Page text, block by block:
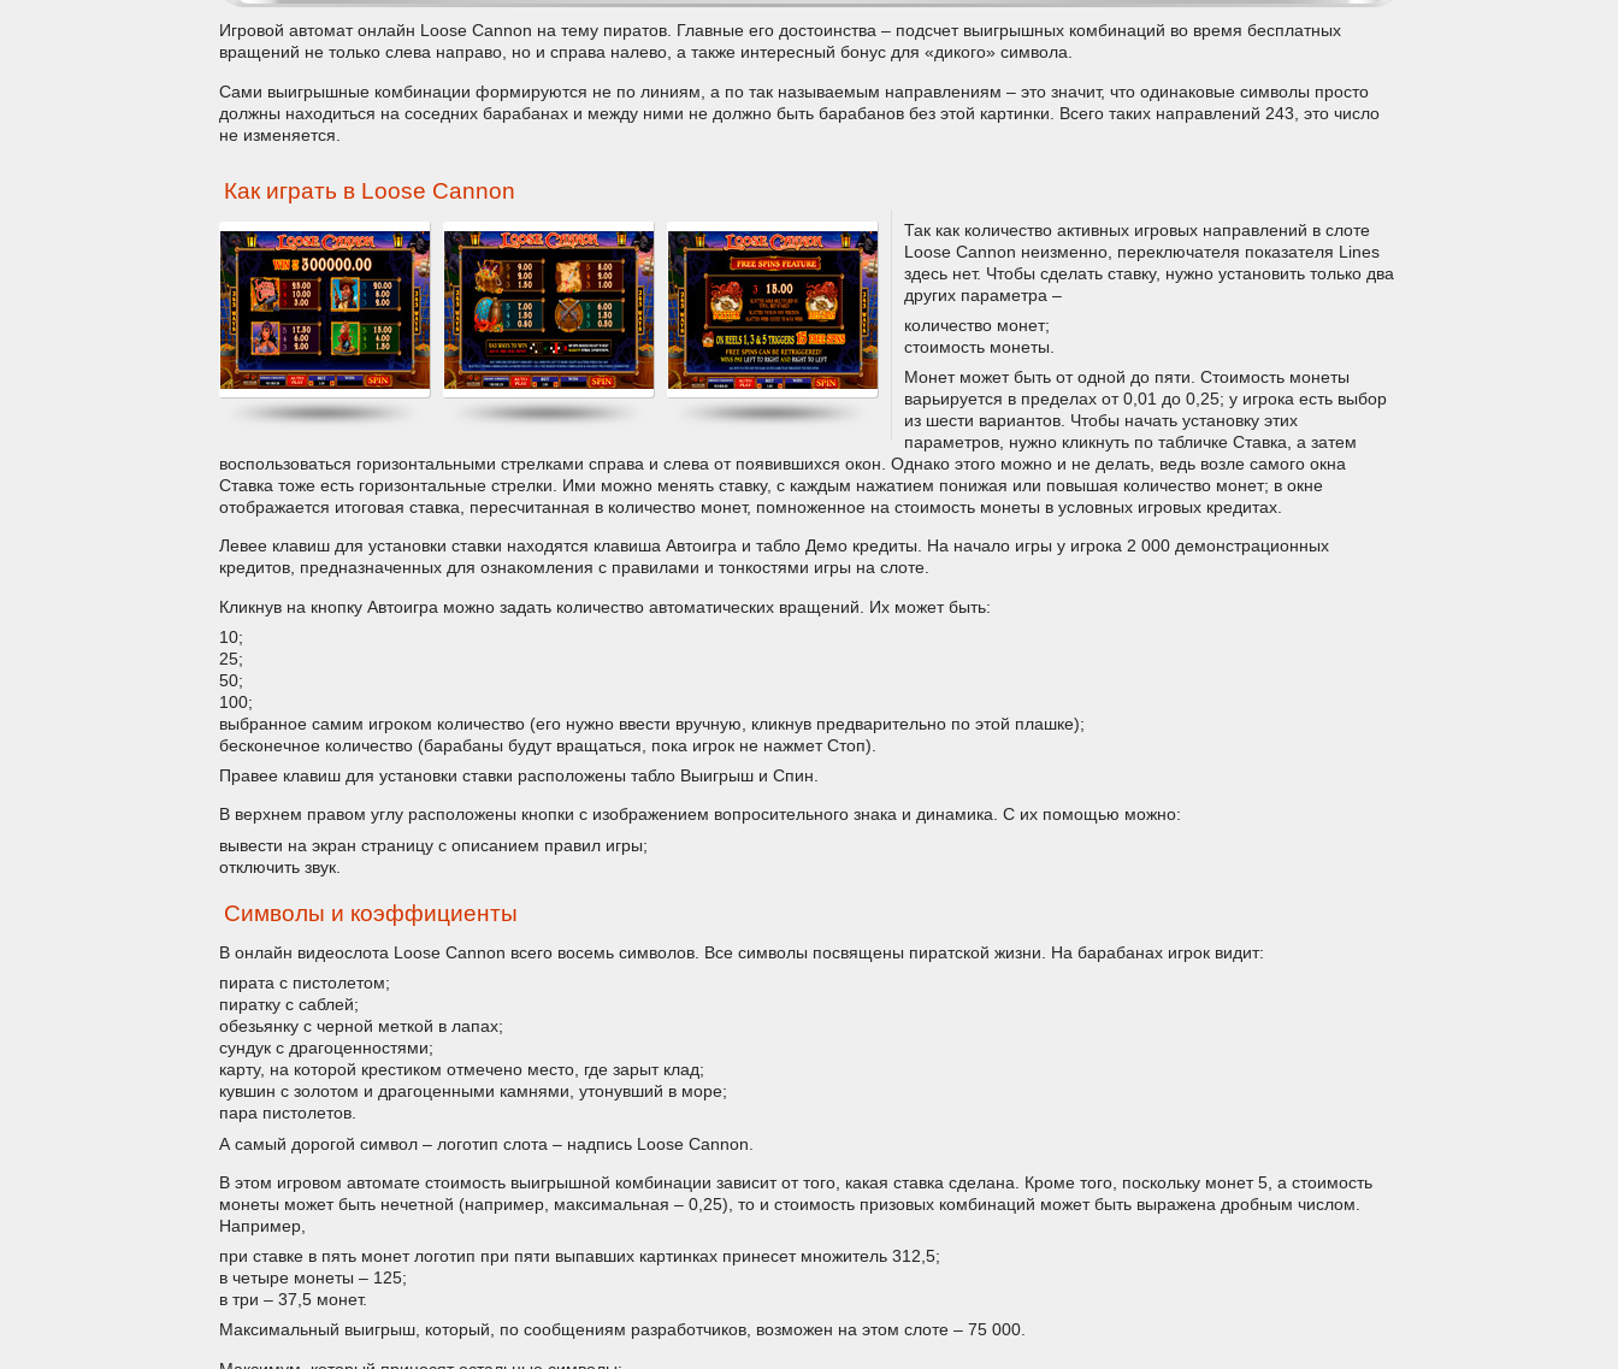
Игровой автомат онлайн Loose Cannon на тему пиратов. Главные его достоинства – подсчет выигрышных комбинаций во время бесплатных
вращений не только слева направо, но и справа налево, а также интересный бонус для «дикого» символа.
Сами выигрышные комбинации формируются не по линиям, а по так называемым направлениям – это значит, что одинаковые символы просто
должны находиться на соседних барабанах и между ними не должно быть барабанов без этой картинки. Всего таких направлений 243, это число
не изменяется.
Как играть в Loose Cannon
Так как количество активных игровых направлений в слоте
Loose Cannon неизменно, переключателя показателя Lines
здесь нет. Чтобы сделать ставку, нужно установить только два
других параметра –
количество монет;
стоимость монеты.
Монет может быть от одной до пяти. Стоимость монеты
варьируется в пределах от 0,01 до 0,25; у игрока есть выбор
из шести вариантов. Чтобы начать установку этих
параметров, нужно кликнуть по табличке Ставка, а затем
воспользоваться горизонтальными стрелками справа и слева от появившихся окон. Однако этого можно и не делать, ведь возле самого окна
Ставка тоже есть горизонтальные стрелки. Ими можно менять ставку, с каждым нажатием понижая или повышая количество монет; в окне
отображается итоговая ставка, пересчитанная в количество монет, помноженное на стоимость монеты в условных игровых кредитах.
Левее клавиш для установки ставки находятся клавиша Автоигра и табло Демо кредиты. На начало игры у игрока 2 000 демонстрационных
кредитов, предназначенных для ознакомления с правилами и тонкостями игры на слоте.
Кликнув на кнопку Автоигра можно задать количество автоматических вращений. Их может быть:
10;
25;
50;
100;
выбранное самим игроком количество (его нужно ввести вручную, кликнув предварительно по этой плашке);
бесконечное количество (барабаны будут вращаться, пока игрок не нажмет Стоп).
Правее клавиш для установки ставки расположены табло Выигрыш и Спин.
В верхнем правом углу расположены кнопки с изображением вопросительного знака и динамика. С их помощью можно:
вывести на экран страницу с описанием правил игры;
отключить звук.
Символы и коэффициенты
В онлайн видеослота Loose Cannon всего восемь символов. Все символы посвящены пиратской жизни. На барабанах игрок видит:
пирата с пистолетом;
пиратку с саблей;
обезьянку с черной меткой в лапах;
сундук с драгоценностями;
карту, на которой крестиком отмечено место, где зарыт клад;
кувшин с золотом и драгоценными камнями, утонувший в море;
пара пистолетов.
А самый дорогой символ – логотип слота – надпись Loose Cannon.
В этом игровом автомате стоимость выигрышной комбинации зависит от того, какая ставка сделана. Кроме того, поскольку монет 5, а стоимость
монеты может быть нечетной (например, максимальная – 0,25), то и стоимость призовых комбинаций может быть выражена дробным числом.
Например,
при ставке в пять монет логотип при пяти выпавших картинках принесет множитель 312,5;
в четыре монеты – 125;
в три – 37,5 монет.
Максимальный выигрыш, который, по сообщениям разработчиков, возможен на этом слоте – 75 000.